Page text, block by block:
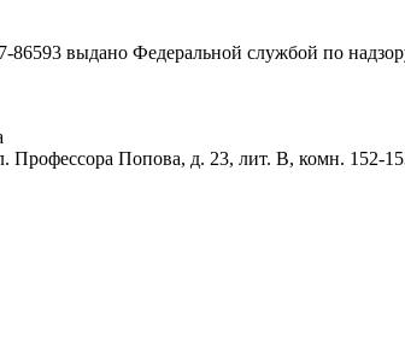
выдано Федеральной службой по
Профессора Попова, д. 23, лит. В, комн.